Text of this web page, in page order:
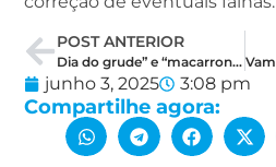
POST ANTERIOR
Dia do grude” e “macarronada”: Styvenson abre novo embate com deputados do RN
junho 3, 2025 3:08 pm
Compartilhe agora: